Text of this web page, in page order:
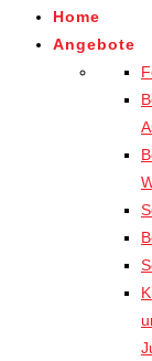
Home
Angebote